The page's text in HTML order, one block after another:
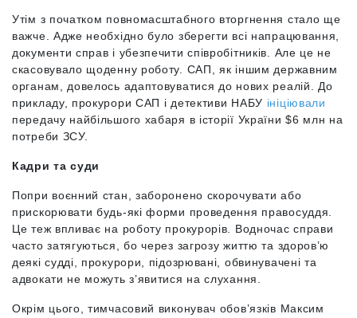
Утім з початком повномасштабного вторгнення стало ще
важче. Адже необхідно було зберегти всі напрацювання,
документи справ і убезпечити співробітників. Але це не
скасовувало щоденну роботу. САП, як іншим державним
органам, довелось адаптовуватися до нових реалій. До
прикладу, прокурори САП і детективи НАБУ ініціювали
передачу найбільшого хабаря в історії України $6 млн на
потреби ЗСУ.
Кадри та суди
Попри воєнний стан, заборонено скорочувати або
прискорювати будь-які форми проведення правосуддя.
Це теж впливає на роботу прокурорів. Водночас справи
часто затягуються, бо через загрозу життю та здоров’ю
деякі судді, прокурори, підозрювані, обвинувачені та
адвокати не можуть з’явитися на слухання.
Окрім цього, тимчасовий виконувач обов’язків Максим